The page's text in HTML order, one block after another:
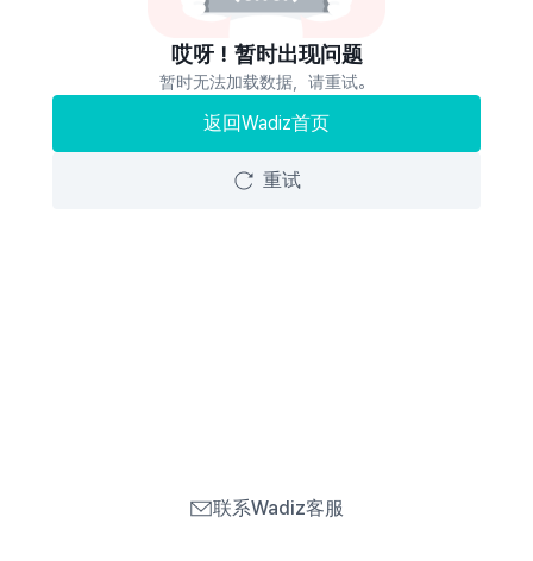
哎呀！暂时出现问题
暂时无法加载数据，请重试。
返回Wadiz首页
重试
联系Wadiz客服